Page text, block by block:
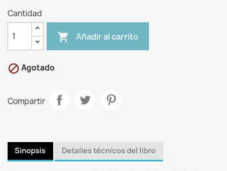
Cantidad
 Añadir al carrito
 Agotado
Compartir
Sinopsis Detalles técnicos del libro